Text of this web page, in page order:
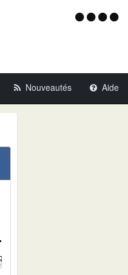
Menu
Nouveautés Aide